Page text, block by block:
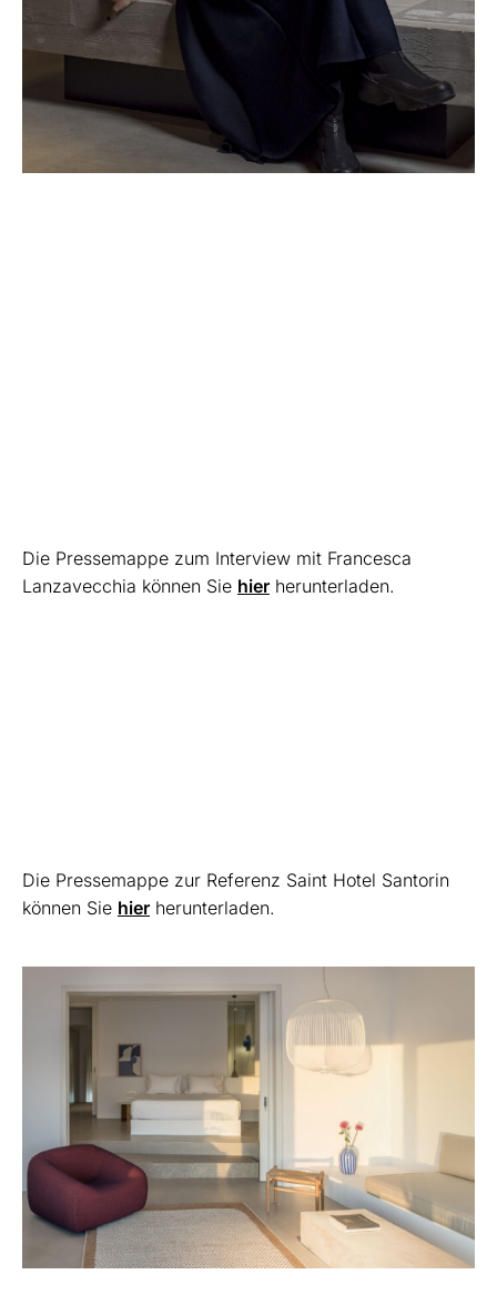
Die Pressemappe zum Interview mit Francesca
Lanzavecchia können Sie hier herunterladen.
Die Pressemappe zur Referenz Saint Hotel Santorin
können Sie hier herunterladen.